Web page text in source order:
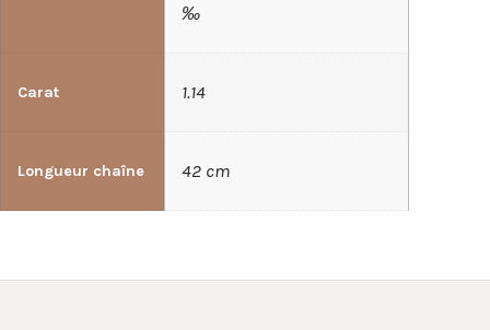
‰
Carat 1.14
Longueur chaîne 42 cm